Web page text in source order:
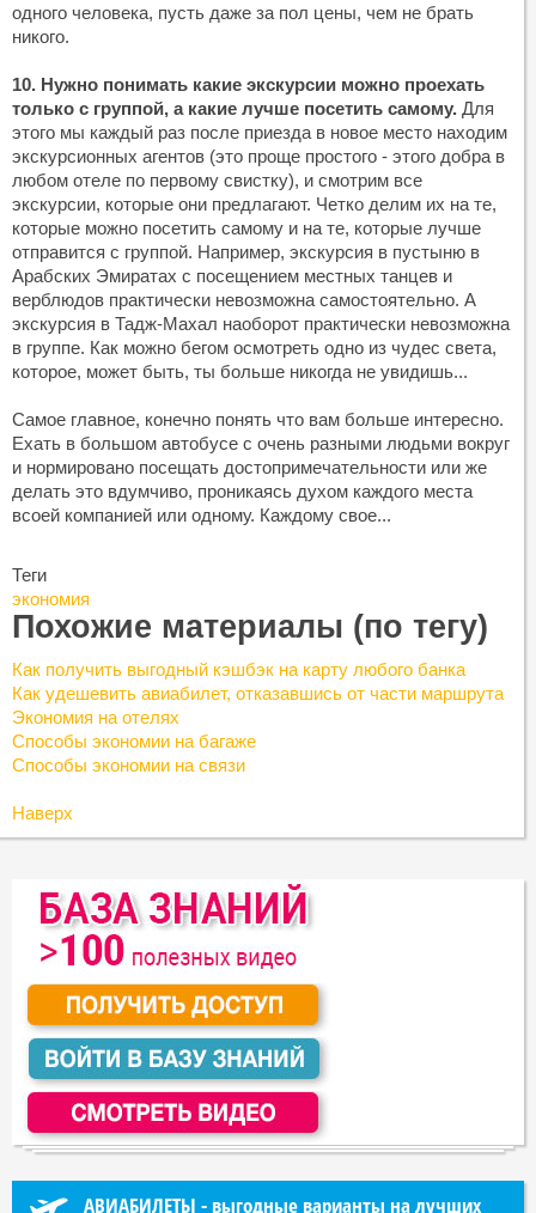
одного человека, пусть даже за пол цены, чем не брать
никого.
10. Нужно понимать какие экскурсии можно проехать
только с группой, а какие лучше посетить самому. Для
этого мы каждый раз после приезда в новое место находим
экскурсионных агентов (это проще простого - этого добра в
любом отеле по первому свистку), и смотрим все
экскурсии, которые они предлагают. Четко делим их на те,
которые можно посетить самому и на те, которые лучше
отправится с группой. Например, экскурсия в пустыню в
Арабских Эмиратах с посещением местных танцев и
верблюдов практически невозможна самостоятельно. А
экскурсия в Тадж-Махал наоборот практически невозможна
в группе. Как можно бегом осмотреть одно из чудес света,
которое, может быть, ты больше никогда не увидишь...
Самое главное, конечно понять что вам больше интересно.
Ехать в большом автобусе с очень разными людьми вокруг
и нормировано посещать достопримечательности или же
делать это вдумчиво, проникаясь духом каждого места
всоей компанией или одному. Каждому свое...
Теги
экономия
Похожие материалы (по тегу)
Как получить выгодный кэшбэк на карту любого банка
Как удешевить авиабилет, отказавшись от части маршрута
Экономия на отелях
Способы экономии на багаже
Способы экономии на связи
Наверх
АВИАБИЛЕТЫ - выгодные варианты на лучших